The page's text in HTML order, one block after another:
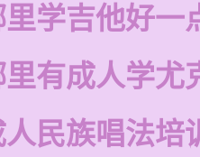
学吉他好一
有成人学尤
民族唱法培